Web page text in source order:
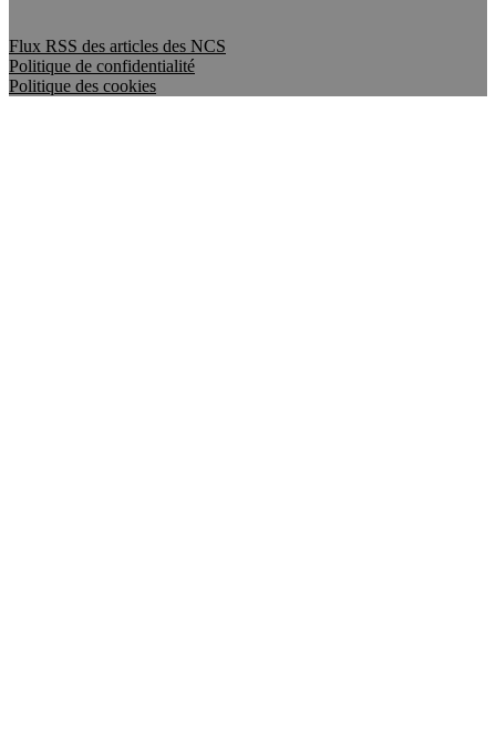
Flux RSS des articles des NCS
Politique de confidentialité
Politique des cookies